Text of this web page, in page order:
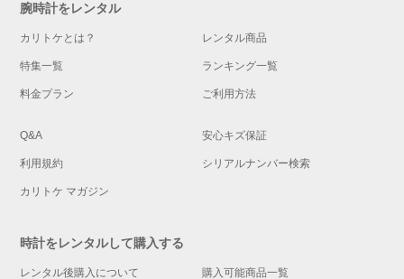
腕時計をレンタル
カリトケとは？ レンタル商品
特集一覧 ランキング一覧
料金プラン ご利用方法
Q&A 安心キズ保証
利用規約 シリアルナンバー検索
カリトケ マガジン
時計をレンタルして購入する
レンタル後購入について 購入可能商品一覧